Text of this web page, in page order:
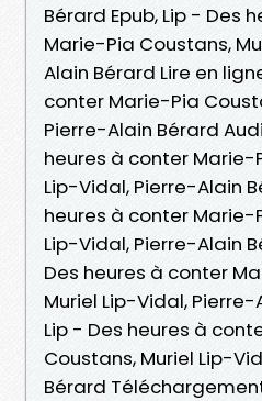
Bérard Epub, Lip - Des
Marie-Pia Coustans,
Alain Bérard Lire en
conter Marie-Pia
Pierre-Alain Bérard
heures à conter Marie-
Lip-Vidal, Pierre-Alain
heures à conter Marie-
Lip-Vidal, Pierre-Alain
Des heures à conter
Muriel Lip-Vidal, Pierre-
Lip - Des heures à
Coustans, Muriel Lip-
Bérard